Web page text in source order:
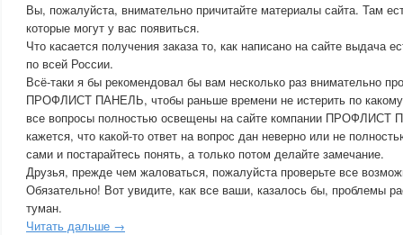
Вы, пожалуйста, внимательно причитайте материалы сайта. Там
которые могут у вас появиться.
Что касается получения заказа то, как написано на сайте выдача
по всей России.
Всё-таки я бы рекомендовал бы вам несколько раз внимательно
ПРОФЛИСТ ПАНЕЛЬ, чтобы раньше времени не истерить по
все вопросы полностью освещены на сайте компании
кажется, что какой-то ответ на вопрос дан неверно или не
сами и постарайтесь понять, а только потом делайте замечание.
Друзья, прежде чем жаловаться, пожалуйста проверьте все
Обязательно! Вот увидите, как все ваши, казалось бы, проблемы
туман.
Читать дальше →